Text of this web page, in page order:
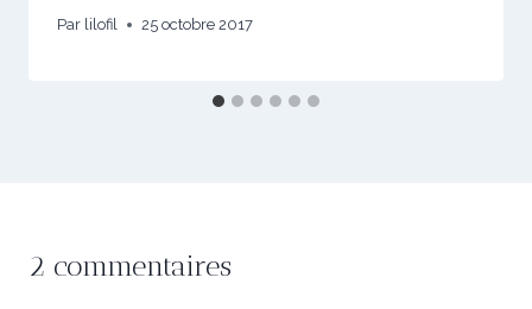
Par lilofil 25 octobre 2017
2 commentaires